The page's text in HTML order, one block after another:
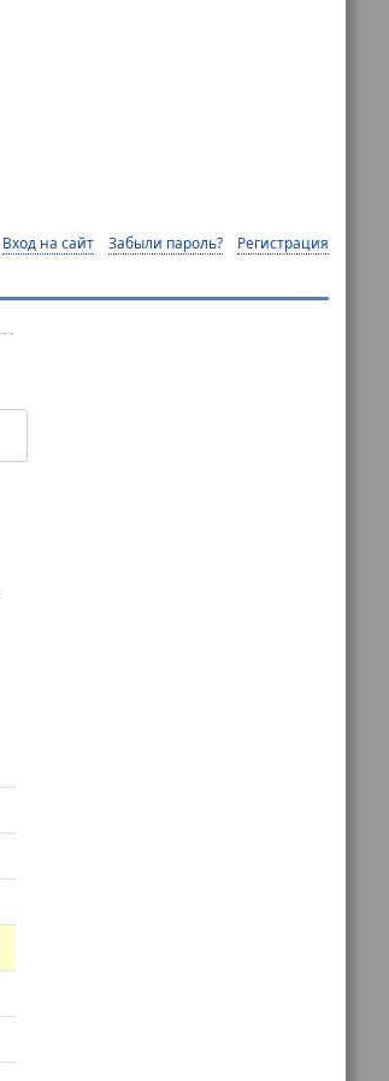
Вход на сайт Забыли пароль? Регистрация